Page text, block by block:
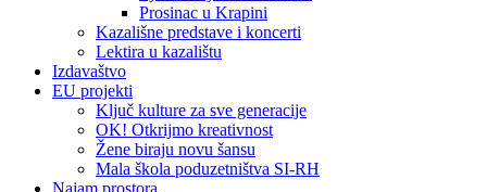
Prosinac u Krapini
Kazališne predstave i koncerti
Lektira u kazalištu
Izdavaštvo
EU projekti
Ključ kulture za sve generacije
OK! Otkrijmo kreativnost
Žene biraju novu šansu
Mala škola poduzetništva SI-RH
Najam prostora